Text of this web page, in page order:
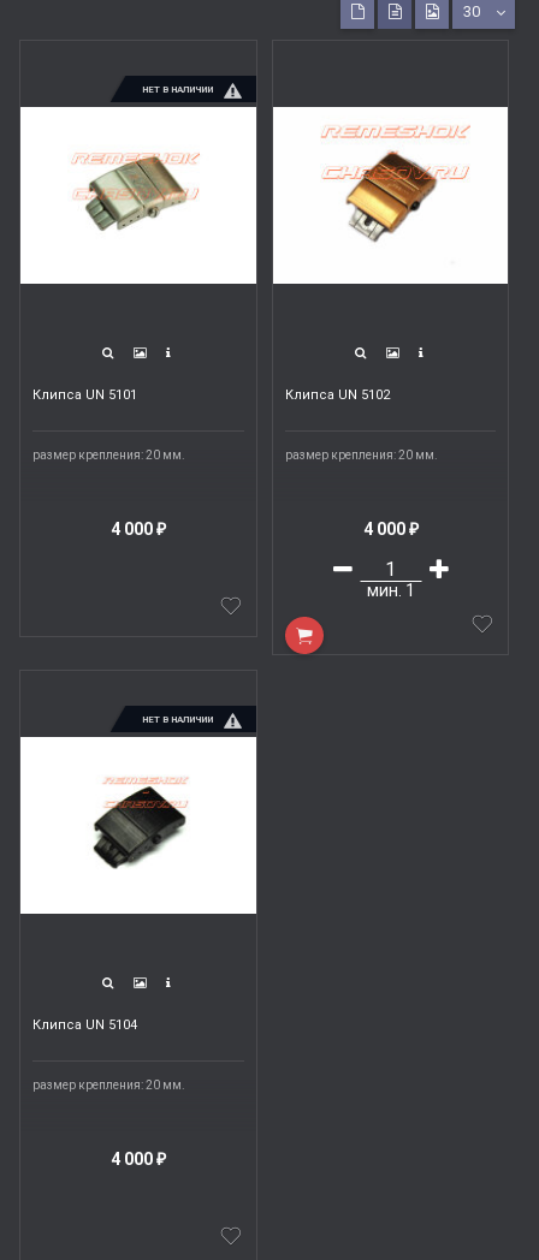
30
НЕТ В НАЛИЧИИ
Клипса UN 5101
размер крепления: 20 мм.
4 000 ₽
Клипса UN 5102
размер крепления: 20 мм.
4 000 ₽
мин. 1
НЕТ В НАЛИЧИИ
Клипса UN 5104
размер крепления: 20 мм.
4 000 ₽